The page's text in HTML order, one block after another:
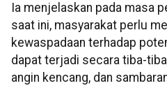
Ia menjelaskan pada masa
saat ini, masyarakat perlu
kewaspadaan terhadap
dapat terjadi secara tiba-
angin kencang, dan